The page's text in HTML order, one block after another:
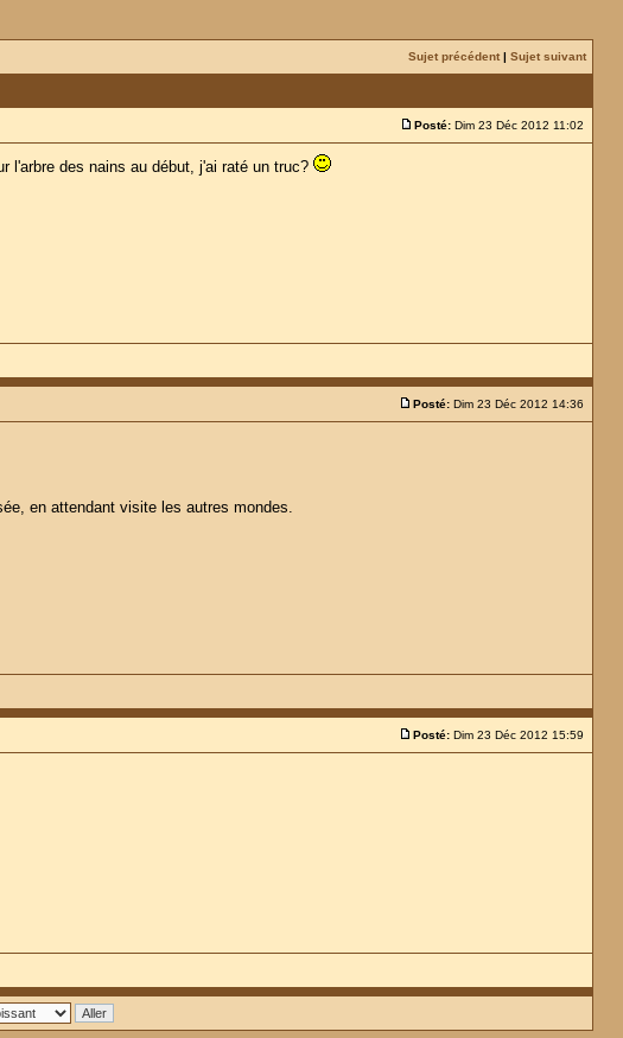
Sujet précédent | Sujet suivant
Posté: Dim 23 Déc 2012 11:02
l'arbre des nains au début, j'ai raté un truc?
Posté: Dim 23 Déc 2012 14:36
en attendant visite les autres mondes.
Posté: Dim 23 Déc 2012 15:59